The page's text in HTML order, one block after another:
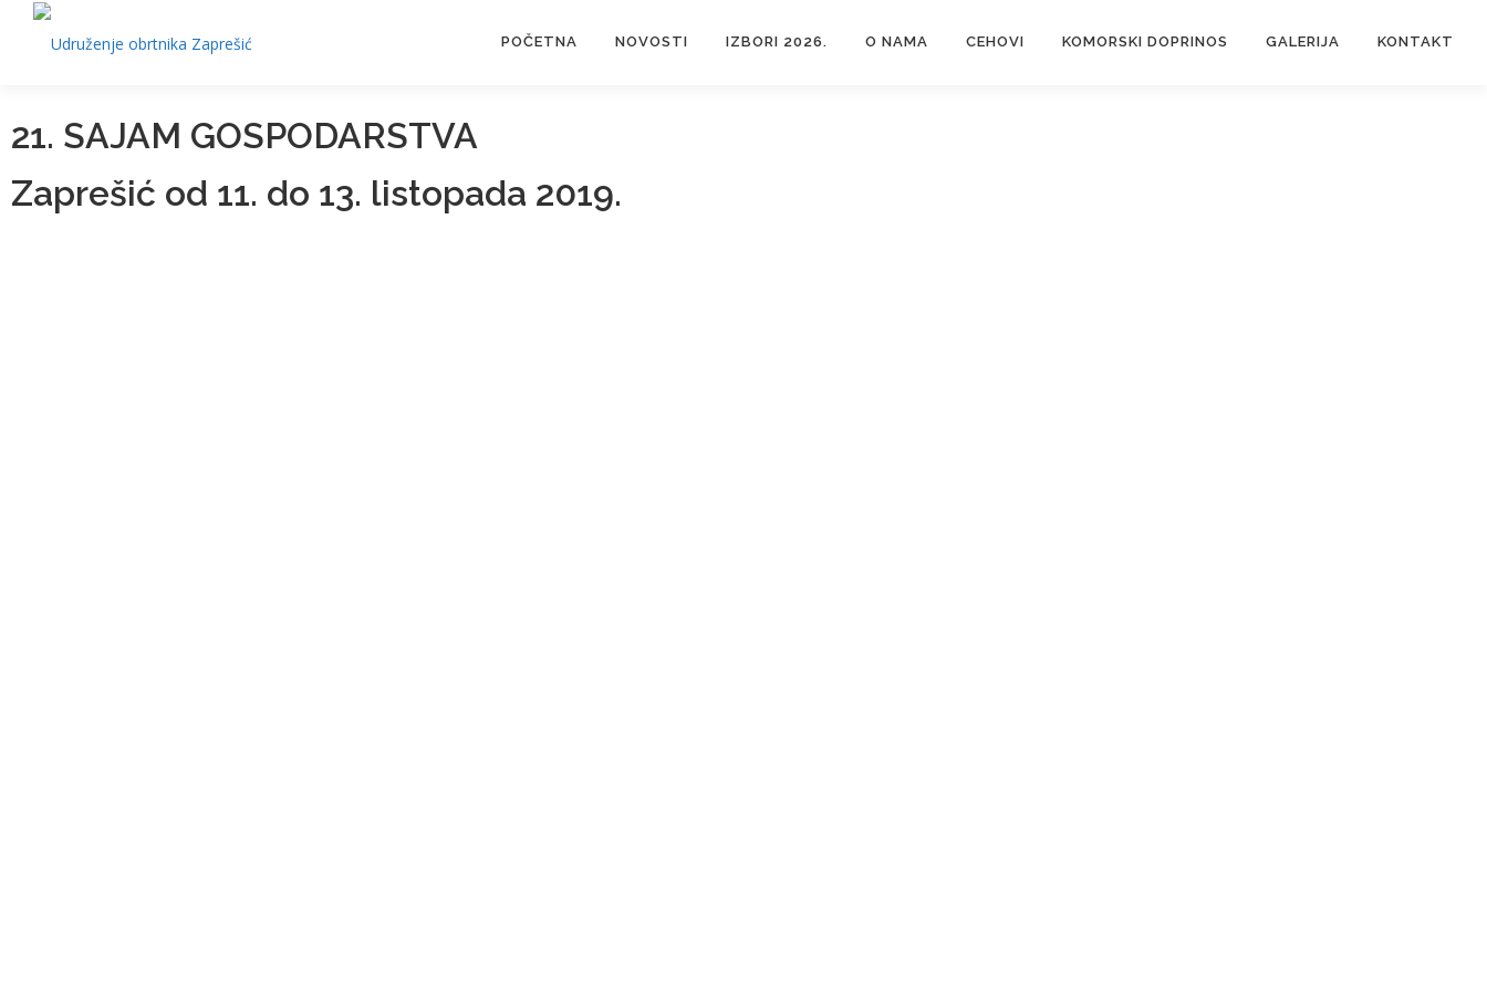
POČETNA NOVOSTI IZBORI 2026. O NAMA CEHOVI KOMORSKI DOPRINOS GALERIJA KONTAKT
21. SAJAM GOSPODARSTVA
Zaprešić od 11. do 13. listopada 2019.